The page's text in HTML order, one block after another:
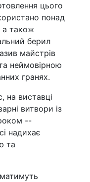
цього
понад
а також
берил
майстрів
неймовірною
гранях.
на виставці
витвори із
--
надихає
та